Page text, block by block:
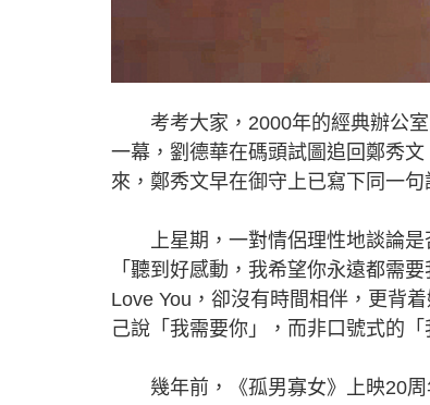
考考大家，2000年的經典辦公室
一幕，劉德華在碼頭試圖追回鄭秀
來，鄭秀文早在御守上已寫下同一句
上星期，一對情侶理性地談論是
「聽到好感動，我希望你永遠都需
Love You，卻沒有時間相伴，更背
己說「我需要你」，而非口號式的「
幾年前，《孤男寡女》上映20周